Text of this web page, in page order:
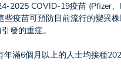
2025 COVID-19疫苗 (Pfizer
些疫苗可預防目前流行的變異
發的重症。
年滿6個月以上的人士均接種